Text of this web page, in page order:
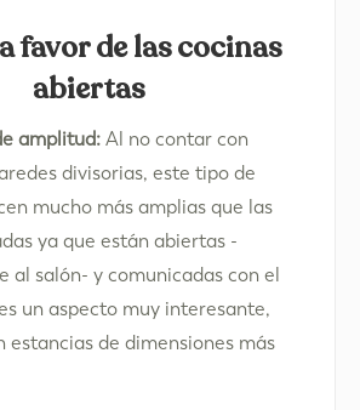
favor de las cocinas
abiertas
amplitud: Al no contar con
divisorias, este tipo de
mucho más amplias que las
ya que están abiertas -
al salón- y comunicadas con el
un aspecto muy interesante,
estancias de dimensiones más